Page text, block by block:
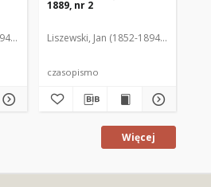
Red.
1889, nr 2
Liszewski, Jan (1852-1894). Red.
czasopismo
Więcej